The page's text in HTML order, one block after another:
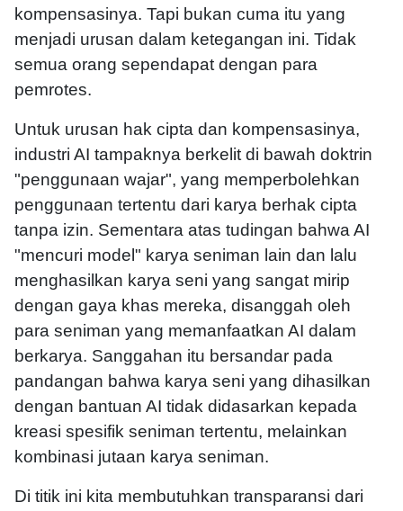
kompensasinya. Tapi bukan cuma itu yang
menjadi urusan dalam ketegangan ini. Tidak
semua orang sependapat dengan para
pemrotes.
Untuk urusan hak cipta dan kompensasinya,
industri AI tampaknya berkelit di bawah doktrin
"penggunaan wajar", yang memperbolehkan
penggunaan tertentu dari karya berhak cipta
tanpa izin. Sementara atas tudingan bahwa AI
"mencuri model" karya seniman lain dan lalu
menghasilkan karya seni yang sangat mirip
dengan gaya khas mereka, disanggah oleh
para seniman yang memanfaatkan AI dalam
berkarya. Sanggahan itu bersandar pada
pandangan bahwa karya seni yang dihasilkan
dengan bantuan AI tidak didasarkan kepada
kreasi spesifik seniman tertentu, melainkan
kombinasi jutaan karya seniman.
Di titik ini kita membutuhkan transparansi dari